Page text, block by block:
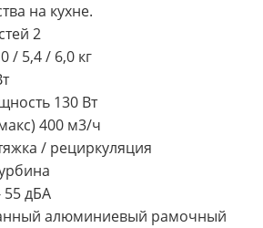
на кухне.
2
/ 5,4 / 6,0 кг
130 Вт
400 м3/ч
/ рециркуляция
дБА
алюминиевый рамочный